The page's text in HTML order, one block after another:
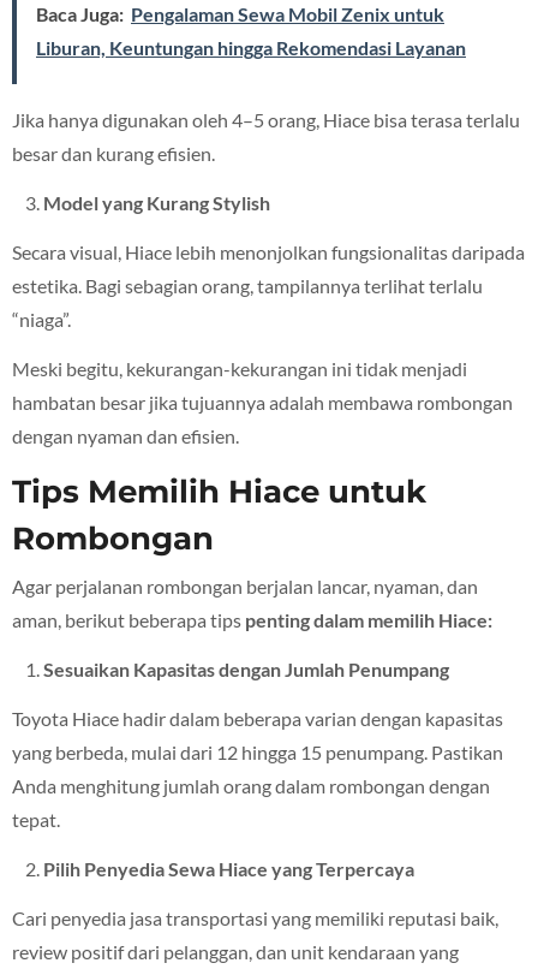
Baca Juga: Pengalaman Sewa Mobil Zenix untuk
Liburan, Keuntungan hingga Rekomendasi Layanan
Jika hanya digunakan oleh 4–5 orang, Hiace bisa terasa terlalu
besar dan kurang efisien.
Model yang Kurang Stylish
Secara visual, Hiace lebih menonjolkan fungsionalitas daripada
estetika. Bagi sebagian orang, tampilannya terlihat terlalu
“niaga”.
Meski begitu, kekurangan-kekurangan ini tidak menjadi
hambatan besar jika tujuannya adalah membawa rombongan
dengan nyaman dan efisien.
Tips Memilih Hiace untuk
Rombongan
Agar perjalanan rombongan berjalan lancar, nyaman, dan
aman, berikut beberapa tips penting dalam memilih Hiace:
Sesuaikan Kapasitas dengan Jumlah Penumpang
Toyota Hiace hadir dalam beberapa varian dengan kapasitas
yang berbeda, mulai dari 12 hingga 15 penumpang. Pastikan
Anda menghitung jumlah orang dalam rombongan dengan
tepat.
Pilih Penyedia Sewa Hiace yang Terpercaya
Cari penyedia jasa transportasi yang memiliki reputasi baik,
review positif dari pelanggan, dan unit kendaraan yang